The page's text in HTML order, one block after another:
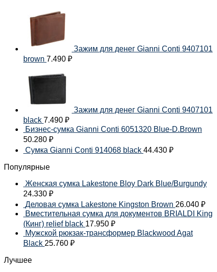
Зажим для денег Gianni Conti 9407101
brown 7.490 ₽
Зажим для денег Gianni Conti 9407101
black 7.490 ₽
Бизнес-сумка Gianni Conti 6051320 Blue-D.Brown
50.280 ₽
Сумка Gianni Conti 914068 black 44.430 ₽
Популярные
Женская сумка Lakestone Bloy Dark Blue/Burgundy
24.330 ₽
Деловая сумка Lakestone Kingston Brown 26.040 ₽
Вместительная сумка для документов BRIALDI King
(Кинг) relief black 17.950 ₽
Мужской рюкзак-трансформер Blackwood Agat
Black 25.760 ₽
Лучшее